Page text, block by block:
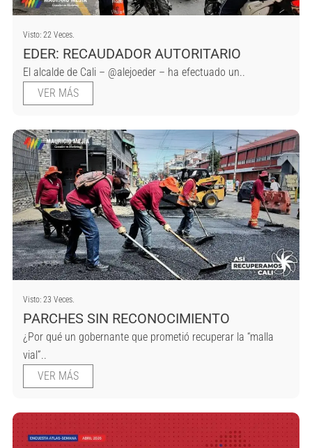
Visto: 22 Veces.
EDER: RECAUDADOR AUTORITARIO
El alcalde de Cali – @alejoeder – ha efectuado un..
VER MÁS
Visto: 23 Veces.
PARCHES SIN RECONOCIMIENTO
¿Por qué un gobernante que prometió recuperar la “malla
vial”..
VER MÁS